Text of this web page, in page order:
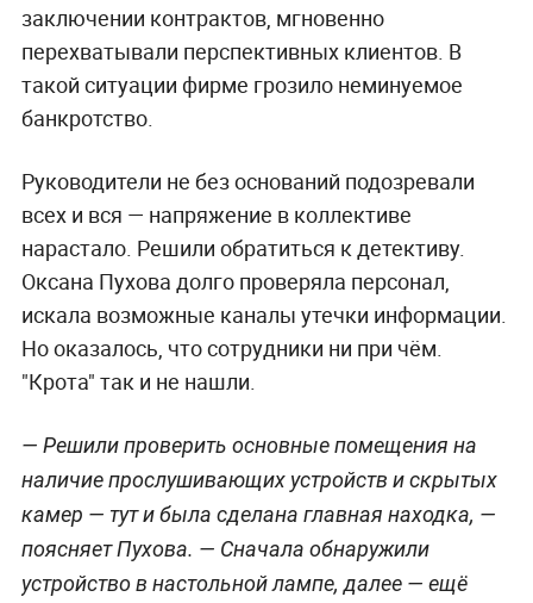
заключении контрактов, мгновенно
перехватывали перспективных клиентов. В
такой ситуации фирме грозило неминуемое
банкротство.
Руководители не без оснований подозревали
всех и вся — напряжение в коллективе
нарастало. Решили обратиться к детективу.
Оксана Пухова долго проверяла персонал,
искала возможные каналы утечки информации.
Но оказалось, что сотрудники ни при чём.
"Крота" так и не нашли.
— Решили проверить основные помещения на
наличие прослушивающих устройств и скрытых
камер — тут и была сделана главная находка, —
поясняет Пухова. — Сначала обнаружили
устройство в настольной лампе, далее — ещё